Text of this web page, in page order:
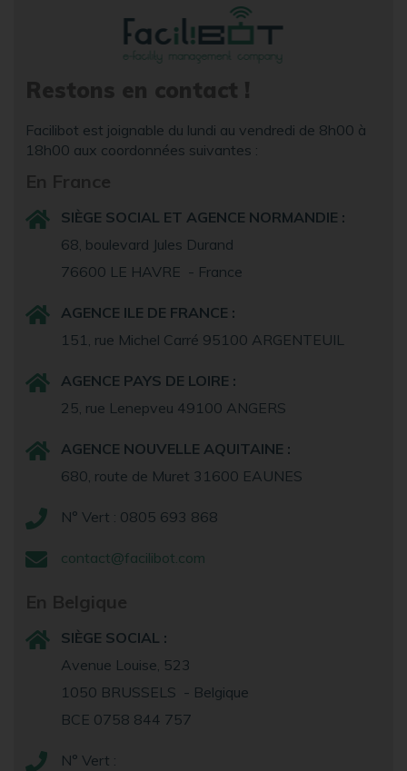
Facilibot est joignable du lundi au vendredi de 8h00 à
18h00 aux coordonnées suivantes :
SIÈGE SOCIAL ET AGENCE NORMANDIE :
68, boulevard Jules Durand
76600 LE HAVRE - France
AGENCE ILE DE FRANCE :
151, rue Michel Carré 95100 ARGENTEUIL
AGENCE PAYS DE LOIRE :
25, rue Lenepveu 49100 ANGERS
AGENCE NOUVELLE AQUITAINE :
680, route de Muret 31600 EAUNES
N° Vert : 0805 693 868
contact@facilibot.com
SIÈGE SOCIAL :
Avenue Louise, 523
1050 BRUSSELS - Belgique
BCE 0758 844 757
N° Vert :